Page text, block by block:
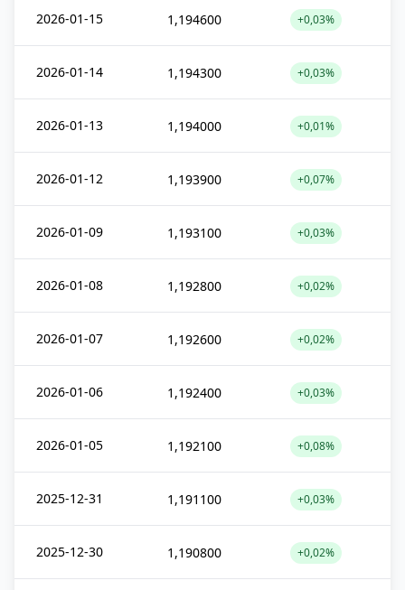
2026-01-15 1,194600 +0,03%
2026-01-14 1,194300 +0,03%
2026-01-13 1,194000 +0,01%
2026-01-12 1,193900 +0,07%
2026-01-09 1,193100 +0,03%
2026-01-08 1,192800 +0,02%
2026-01-07 1,192600 +0,02%
2026-01-06 1,192400 +0,03%
2026-01-05 1,192100 +0,08%
2025-12-31 1,191100 +0,03%
2025-12-30 1,190800 +0,02%